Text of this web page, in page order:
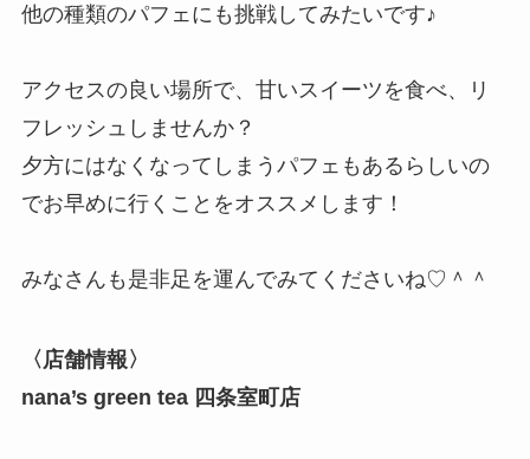
他の種類のパフェにも挑戦してみたいです♪
アクセスの良い場所で、甘いスイーツを食べ、リ
フレッシュしませんか？
夕方にはなくなってしまうパフェもあるらしいの
でお早めに行くことをオススメします！
みなさんも是非足を運んでみてくださいね♡＾＾
〈店舗情報〉
nana’s green tea 四条室町店